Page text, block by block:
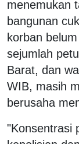
menemukan
bangunan
korban
sejumlah
Barat, dan
WIB, masih
berusaha
"Konsentrasi